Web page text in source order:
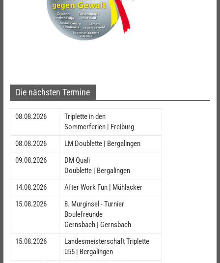
Die nächsten Termine
08.08.2026
Triplette in den
Sommerferien | Freiburg
08.08.2026
LM Doublette | Bergalingen
09.08.2026
DM Quali
Doublette | Bergalingen
14.08.2026
After Work Fun | Mühlacker
15.08.2026
8. Murginsel - Turnier
Boulefreunde
Gernsbach | Gernsbach
15.08.2026
Landesmeisterschaft Triplette
ü55 | Bergalingen